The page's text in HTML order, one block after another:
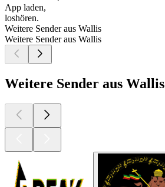
App laden,
loshören.
Weitere Sender aus Wallis
Weitere Sender aus Wallis
Weitere Sender aus Wallis